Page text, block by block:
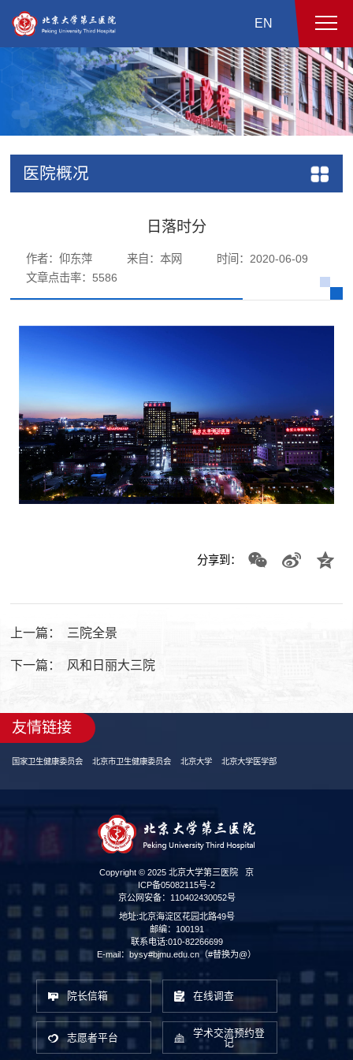
EN
医院概况
日落时分
作者：仰东萍 来自：本网
时间：2020-06-09
文章点击率： 5586
分享到：
上一篇： 三院全景
下一篇： 风和日丽大三院
友情链接
国家卫生健康委员会 北京市卫生健康委员会 北京大学 北京大学医学部
Copyright © 2025 北京大学第三医院 京
ICP备05082115号-2
京公网安备：110402430052号
地址:北京海淀区花园北路49号
邮编：100191
联系电话:010-82266699
E-mail：bysy#bjmu.edu.cn（#替换为@）
院长信箱 在线调查
志愿者平台
学术交流预约登
记